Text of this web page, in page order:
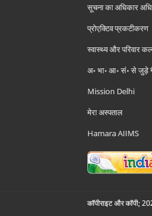
सूचना का अधिकार
प्रोएक्टिव प्रकटीकरण
स्वास्थ्य और परिवार
अ॰ भा॰ आ॰ सं॰ से जुड़े
Mission Delhi
मेरा अस्पताल
Hamara AIIMS
कॉपीराइट और कॉपी;